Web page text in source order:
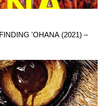
'OHANA (2021) –